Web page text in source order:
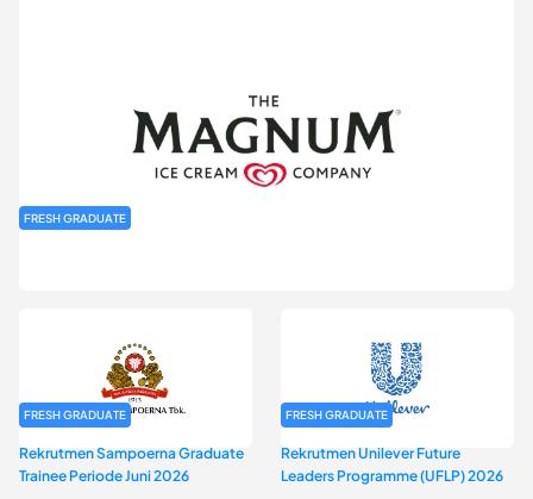
FRESH GRADUATE
FRESH GRADUATE
Rekrutmen Sampoerna Graduate
Trainee Periode Juni 2026
FRESH GRADUATE
Rekrutmen Unilever Future
Leaders Programme (UFLP) 2026